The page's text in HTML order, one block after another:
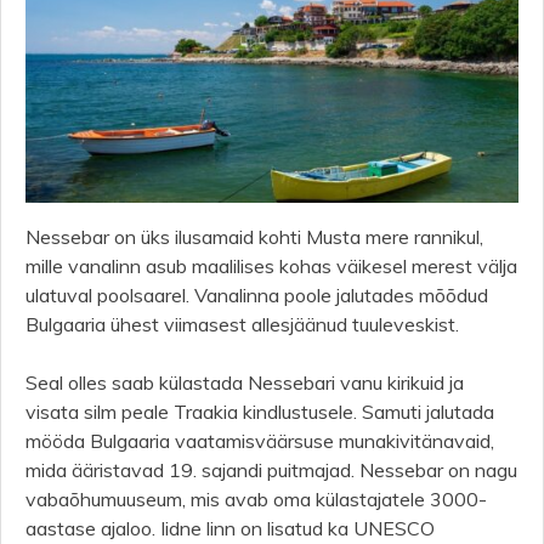
Nessebar on üks ilusamaid kohti Musta mere rannikul,
mille vanalinn asub maalilises kohas väikesel merest välja
ulatuval poolsaarel. Vanalinna poole jalutades mõõdud
Bulgaaria ühest viimasest allesjäänud tuuleveskist.
Seal olles saab külastada Nessebari vanu kirikuid ja
visata silm peale Traakia kindlustusele. Samuti jalutada
mööda Bulgaaria vaatamisväärsuse munakivitänavaid,
mida ääristavad 19. sajandi puitmajad. Nessebar on nagu
vabaõhumuuseum, mis avab oma külastajatele 3000-
aastase ajaloo. Iidne linn on lisatud ka UNESCO